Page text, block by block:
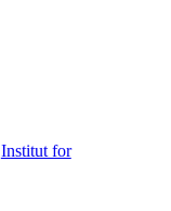
Institut for